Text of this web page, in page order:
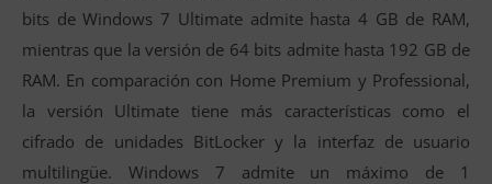
bits de Windows 7 Ultimate admite hasta 4 GB de RAM,
mientras que la versión de 64 bits admite hasta 192 GB de
RAM. En comparación con Home Premium y Professional,
la versión Ultimate tiene más características como el
cifrado de unidades BitLocker y la interfaz de usuario
multilingüe. Windows 7 admite un máximo de 1